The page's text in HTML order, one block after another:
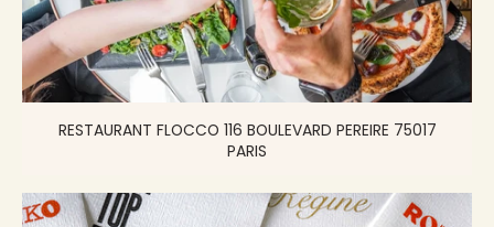
RESTAURANT FLOCCO 116 BOULEVARD PEREIRE 75017
PARIS